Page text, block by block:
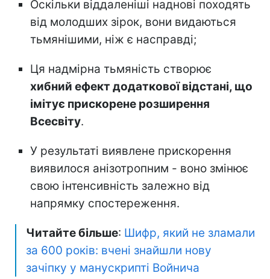
Оскільки віддаленіші наднові походять
від молодших зірок, вони видаються
тьмянішими, ніж є насправді;
Ця надмірна тьмяність створює
хибний ефект додаткової відстані, що
імітує прискорене розширення
Всесвіту.
У результаті виявлене прискорення
виявилося анізотропним - воно змінює
свою інтенсивність залежно від
напрямку спостереження.
Читайте більше: Шифр, який не зламали
за 600 років: вчені знайшли нову
зачіпку у манускрипті Войнича